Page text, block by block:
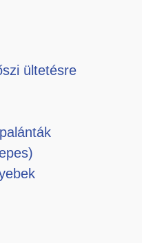
ültetésre